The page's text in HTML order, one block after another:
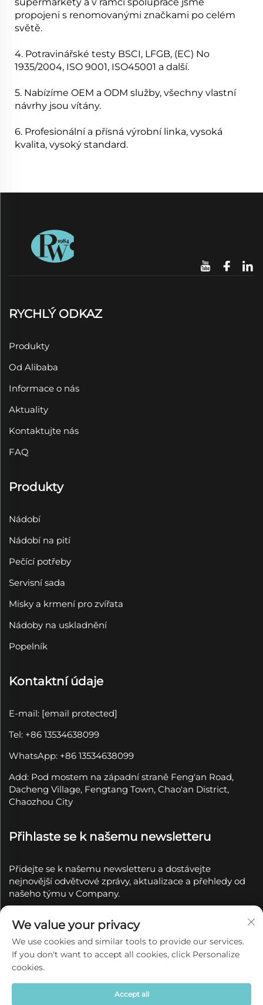
propojeni s renomovanými značkami po celém
světě.
4. Potravinářské testy BSCI, LFGB, (EC) No
1935/2004, ISO 9001, ISO45001 a další.
5. Nabízíme OEM a ODM služby, všechny vlastní
návrhy jsou vítány.
6. Profesionální a přísná výrobní linka, vysoká
kvalita, vysoký standard.
RYCHLÝ ODKAZ
Produkty
Od Alibaba
Informace o nás
Aktuality
Kontaktujte nás
FAQ
Produkty
Nádobí
Nádobí na pití
Pečící potřeby
Servisní sada
Misky a krmení pro zvířata
Nádoby na uskladnění
Popelník
Kontaktní údaje
E-mail: [email protected]
Tel: +86 13534638099
WhatsApp: +86 13534638099
Add: Pod mostem na západní straně Feng'an Road,
Dacheng Village, Fengtang Town, Chao'an District,
Chaozhou City
Přihlaste se k našemu newsletteru
Přidejte se k našemu newsletteru a dostávejte
nejnovější odvětvové zprávy, aktualizace a přehledy od
našeho týmu v Company.
Copyright © 2025 společností Chaozhou Qianyue
Ceramics Co., Ltd.
Zásady ochrany soukromí
We value your privacy
We use cookies and similar tools to provide our services.
If you don't want to accept all cookies, click Personalize
cookies.
Accept all